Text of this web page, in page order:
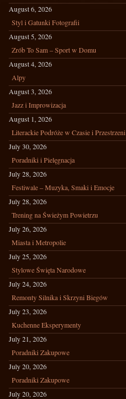
August 6, 2026
Styl i Gatunki Fotografii
August 5, 2026
Zrób To Sam – Sport w Domu
August 4, 2026
Alpy
August 3, 2026
Jazz i Improwizacja
August 1, 2026
Literackie Podróże w Czasie i Przestrzeni
July 30, 2026
Poradniki i Pielęgnacja
July 28, 2026
Festiwale – Muzyka, Smaki i Emocje
July 28, 2026
Trening na Świeżym Powietrzu
July 26, 2026
Miasta i Metropolie
July 25, 2026
Stylowe Święta Narodowe
July 24, 2026
Remonty Silnika i Skrzyni Biegów
July 23, 2026
Kuchenne Eksperymenty
July 21, 2026
Poradniki Zakupowe
July 20, 2026
Poradniki Zakupowe
July 20, 2026